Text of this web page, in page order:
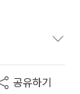
공유하기